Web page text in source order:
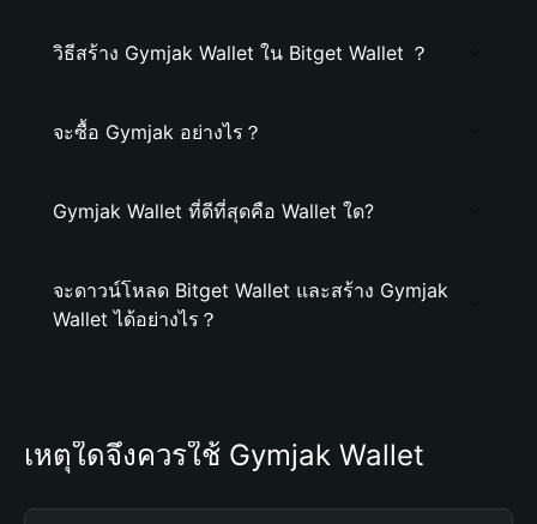
วิธีสร้าง Gymjak Wallet ใน Bitget Wallet ？
จะซื้อ Gymjak อย่างไร？
Gymjak Wallet ที่ดีที่สุดคือ Wallet ใด?
จะดาวน์โหลด Bitget Wallet และสร้าง Gymjak
Wallet ได้อย่างไร？
เหตุใดจึงควรใช้ Gymjak Wallet